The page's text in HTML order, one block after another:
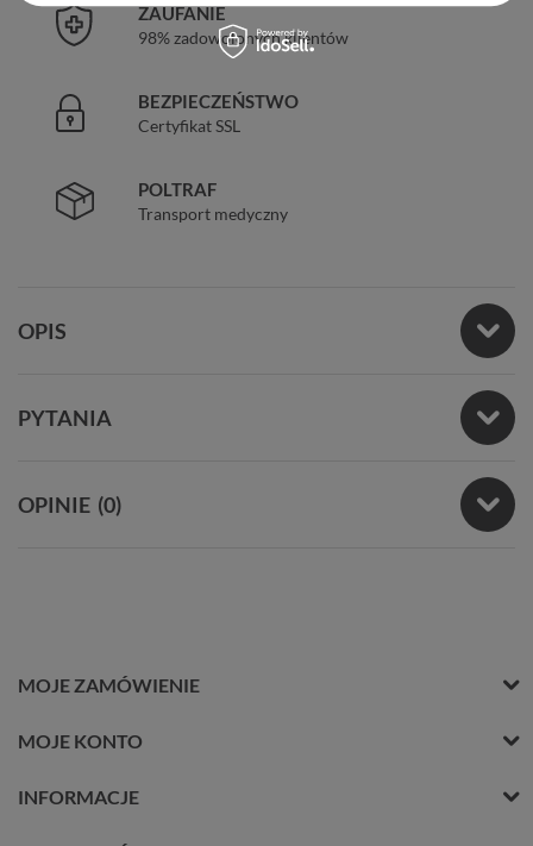
ZAUFANIE
98% zadowolonych klientów
BEZPIECZEŃSTWO
Certyfikat SSL
POLTRAF
Transport medyczny
OPIS
PYTANIA
OPINIE (0)
MOJE ZAMÓWIENIE
MOJE KONTO
INFORMACJE